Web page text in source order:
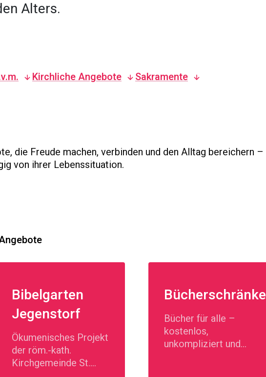
Alters.
Kirchliche Angebote Sakramente
die Freude machen, verbinden und den Alltag bereichern –
von ihrer Lebenssituation.
Bibelgarten
Jegenstorf
Ökumenisches Projekt
der röm.-kath.
Kirchgemeinde St.
Bücherschränke
Bücher für alle –
kostenlos,
unkompliziert und